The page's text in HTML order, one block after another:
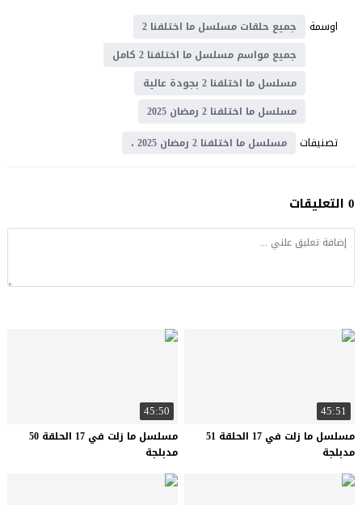
اوسمة
جميع حلقات مسلسل ما اختلفنا 2
جميع مواسم مسلسل ما اختلفنا 2 كامل
مسلسل ما اختلفنا 2 بجودة عالية
مسلسل ما اختلفنا 2 رمضان 2025
تصنيفات مسلسل ما اختلفنا 2 رمضان 2025 ،
0 التعليقات
45:51
مسلسل ما زلت في 17 الحلقة 51
مدبلجة
45:50
مسلسل ما زلت في 17 الحلقة 50
مدبلجة